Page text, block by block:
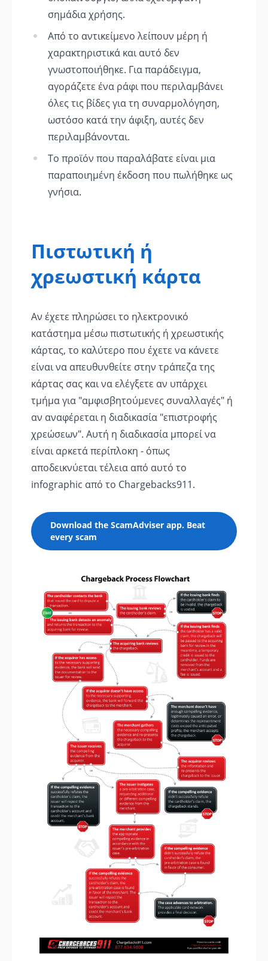
σημάδια χρήσης.
Από το αντικείμενο λείπουν μέρη ή
χαρακτηριστικά και αυτό δεν
γνωστοποιήθηκε. Για παράδειγμα,
αγοράζετε ένα ράφι που περιλαμβάνει
όλες τις βίδες για τη συναρμολόγηση,
ωστόσο κατά την άφιξη, αυτές δεν
περιλαμβάνονται.
Το προϊόν που παραλάβατε είναι μια
παραποιημένη έκδοση που πωλήθηκε ως
γνήσια.
Πιστωτική ή
χρεωστική κάρτα
Αν έχετε πληρώσει το ηλεκτρονικό
κατάστημα μέσω πιστωτικής ή χρεωστικής
κάρτας, το καλύτερο που έχετε να κάνετε
είναι να απευθυνθείτε στην τράπεζα της
κάρτας σας και να ελέγξετε αν υπάρχει
τμήμα για "αμφισβητούμενες συναλλαγές" ή
αν αναφέρεται η διαδικασία "επιστροφής
χρεώσεων". Αυτή η διαδικασία μπορεί να
είναι αρκετά περίπλοκη - όπως
αποδεικνύεται τέλεια από αυτό το
infographic από το Chargebacks911.
Download the ScamAdviser app. Beat
every scam